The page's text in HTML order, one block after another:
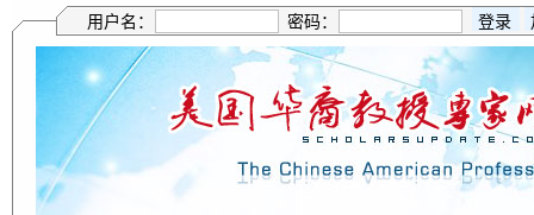
用户名： 密码：